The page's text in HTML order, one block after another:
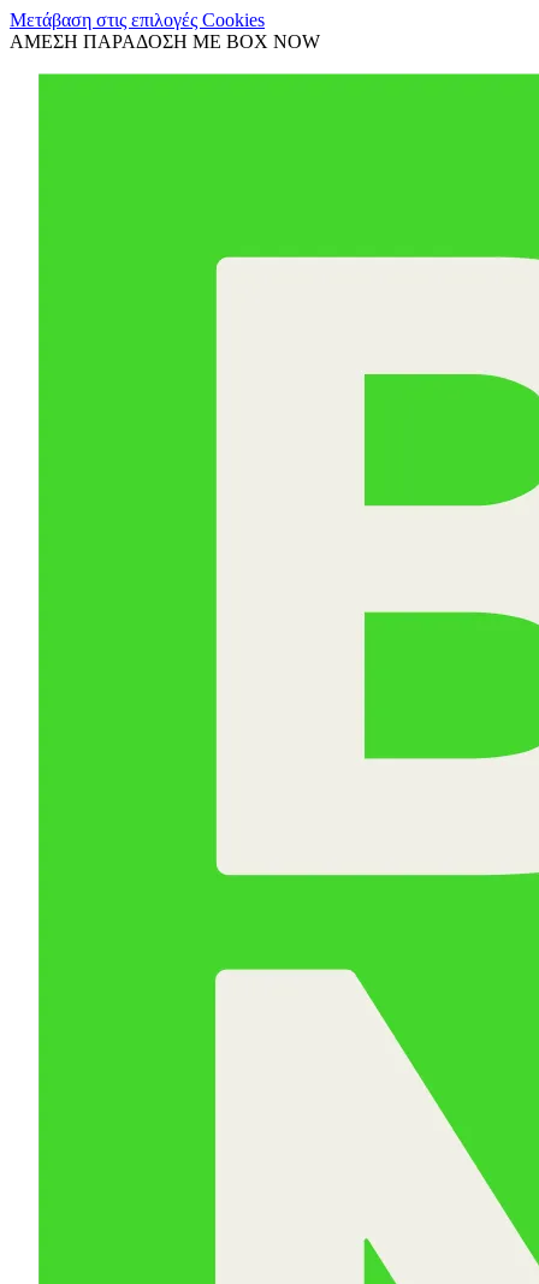
Μετάβαση στις επιλογές Cookies
ΑΜΕΣΗ ΠΑΡΑΔΟΣΗ ΜΕ BOX NOW